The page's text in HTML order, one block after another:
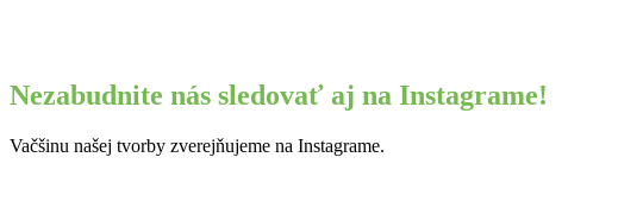
Nezabudnite nás sledovať aj na Instagrame!
Vačšinu našej tvorby zverejňujeme na Instagrame.